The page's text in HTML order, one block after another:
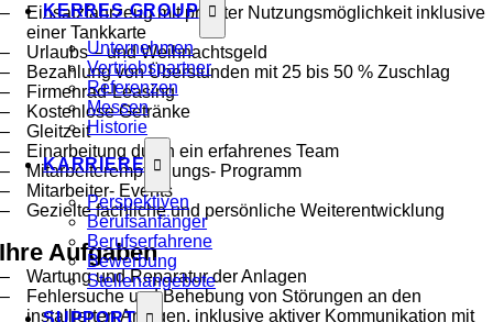
KERRES GROUP
Unternehmen
Vertriebspartner
Referenzen
Messen
Historie
KARRIERE
Perspektiven
Berufsanfänger
Berufserfahrene
Bewerbung
Stellenangebote
SUPPORT
Einsatzfahrzeug mit privater Nutzungsmöglichkeit inklusive
einer Tankkarte
Urlaubs – und Weihnachtsgeld
Bezahlung von Überstunden mit 25 bis 50 % Zuschlag
Firmenrad-Leasing
Kostenlose Getränke
Gleitzeit
Einarbeitung durch ein erfahrenes Team
Mitarbeiterempfehlungs- Programm
Mitarbeiter- Events
Gezielte fachliche und persönliche Weiterentwicklung
Ihre Aufgaben
Wartung und Reparatur der Anlagen
Fehlersuche und Behebung von Störungen an den
installierten Anlagen, inklusive aktiver Kommunikation mit